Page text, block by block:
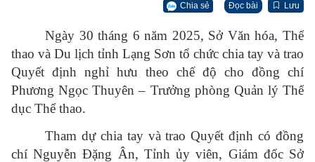
Chia sẻ Đọc bài Lưu
Ngày 30 tháng 6 năm 2025, Sở Văn hóa, Thể
thao và Du lịch tỉnh Lạng Sơn tổ chức chia tay và trao
Quyết định nghỉ hưu theo chế độ cho đồng chí
Phương Ngọc Thuyên – Trưởng phòng Quản lý Thể
dục Thể thao.
Tham dự chia tay và trao Quyết định có đồng
chí Nguyễn Đặng Ân, Tỉnh ủy viên, Giám đốc Sở